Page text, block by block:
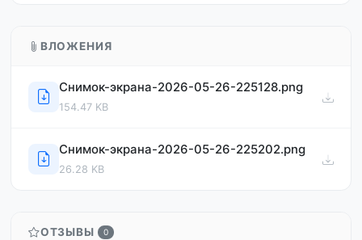
ВЛОЖЕНИЯ
Снимок-экрана-2026-05-26-225128.png
154.47 KB
Снимок-экрана-2026-05-26-225202.png
26.28 KB
ОТЗЫВЫ 0